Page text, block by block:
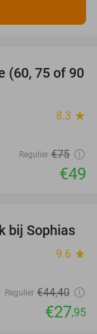
35%
(60, 75 of 90
8.3 star
Regulier €75
€49
37%
bij Sophias
9.6 star
Regulier €44,40
€27,95